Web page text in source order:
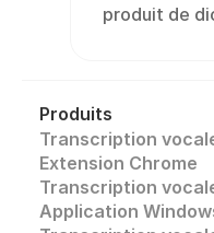
produit de
Produits
Transcription
Extension Chrome
Transcription
Application